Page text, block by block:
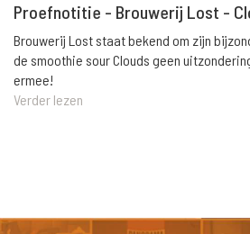
Proefnotitie - Brouwerij Lost -
Brouwerij Lost staat bekend om zijn
de smoothie sour Clouds geen
ermee!
Verder lezen